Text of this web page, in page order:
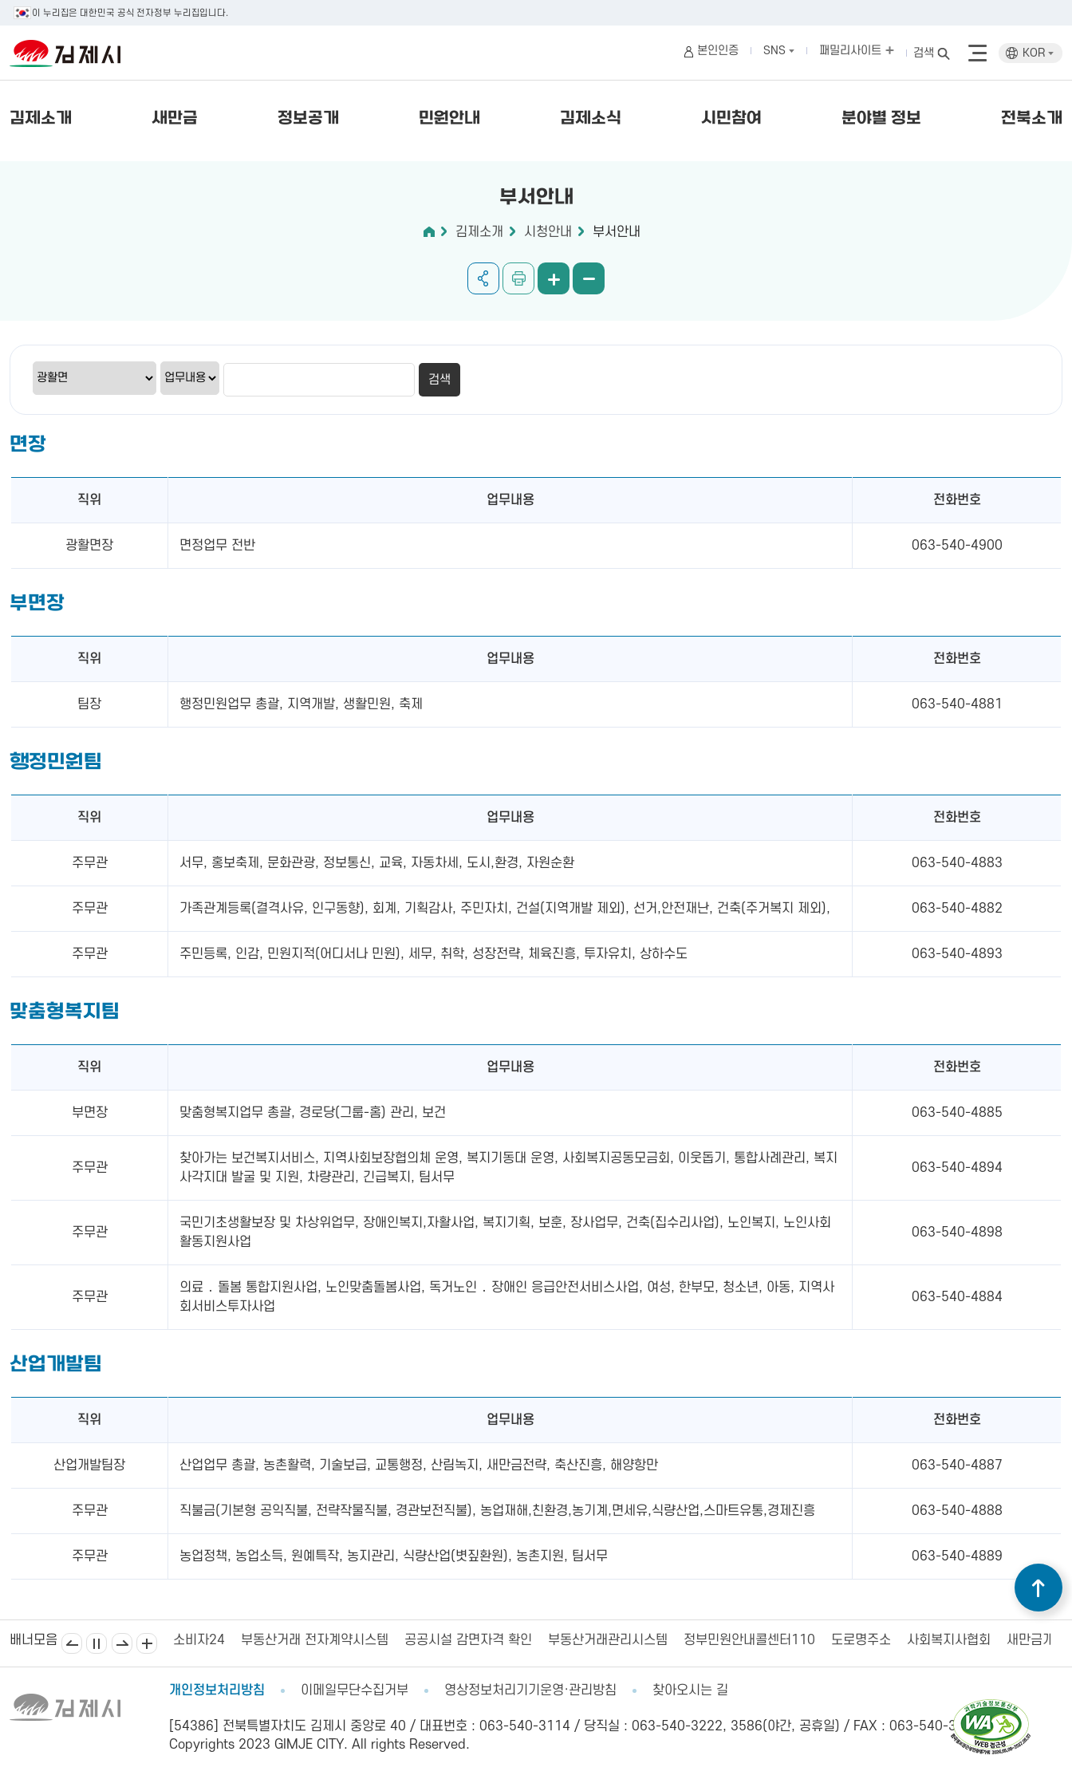
이 누리집은 대한민국 공식 전자정부 누리집입니다.
김제소개 새만금 정보공개 민원안내 김제소식 시민참여 분야별 정보 전북소개
본인인증 SNS 패밀리사이트 검색 KOR
부서안내
김제소개 시청안내 부서안내
면장
직위 업무내용 전화번호
광활면장 면정업무 전반 063-540-4900
부면장
직위 업무내용 전화번호
팀장 행정민원업무 총괄, 지역개발, 생활민원, 축제 063-540-4881
행정민원팀
직위 업무내용 전화번호
주무관 서무, 홍보축제, 문화관광, 정보통신, 교육, 자동차세, 도시,환경, 자원순환 063-540-4883
주무관 가족관계등록(결격사유, 인구동향), 회계, 기획감사, 주민자치, 건설(지역개발 제외), 선거,안전재난, 건축(주거복지 제외), 063-540-4882
주무관 주민등록, 인감, 민원지적(어디서나 민원), 세무, 취학, 성장전략, 체육진흥, 투자유치, 상하수도 063-540-4893
맞춤형복지팀
직위 업무내용 전화번호
부면장 맞춤형복지업무 총괄, 경로당(그룹-홈) 관리, 보건 063-540-4885
주무관
찾아가는 보건복지서비스, 지역사회보장협의체 운영, 복지기동대 운영, 사회복지공동모금회, 이웃돕기, 통합사례관리, 복지
사각지대 발굴 및 지원, 차량관리, 긴급복지, 팀서무
063-540-4894
주무관
국민기초생활보장 및 차상위업무, 장애인복지,자활사업, 복지기획, 보훈, 장사업무, 건축(집수리사업), 노인복지, 노인사회
활동지원사업
063-540-4898
주무관
의료 ․ 돌봄 통합지원사업, 노인맞춤돌봄사업, 독거노인 ․ 장애인 응급안전서비스사업, 여성, 한부모, 청소년, 아동, 지역사
회서비스투자사업
063-540-4884
산업개발팀
직위 업무내용 전화번호
산업개발팀장 산업업무 총괄, 농촌활력, 기술보급, 교통행정, 산림녹지, 새만금전략, 축산진흥, 해양항만 063-540-4887
주무관 직불금(기본형 공익직불, 전략작물직불, 경관보전직불), 농업재해,친환경,농기계,면세유,식량산업,스마트유통,경제진흥 063-540-4888
주무관 농업정책, 농업소득, 원예특작, 농지관리, 식량산업(볏짚환원), 농촌지원, 팀서무 063-540-4889
배너모음
제상공회의소 김제시의회 소비자24 부동산거래 전자계약시스템 공공시설 감면자격 확인 부동산거래관리시스템 정부민원안내콜센터110 도로명주소 사회복지사협회 새만금개발
개인정보처리방침 이메일무단수집거부 영상정보처리기기운영·관리방침 찾아오시는 길
[54386] 전북특별자치도 김제시 중앙로 40 / 대표번호 : 063-540-3114 / 당직실 : 063-540-3222, 3586(야간, 공휴일) / FAX : 063-540-3456
Copyrights 2023 GIMJE CITY. All rights Reserved.